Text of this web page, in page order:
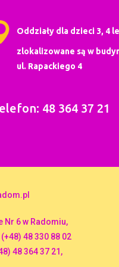
Oddziały dla dzieci 3, 4
są w
Rapackiego 4
48 364 37 21
6 w Radomiu,
48 330 88 02
48 364 37 21,